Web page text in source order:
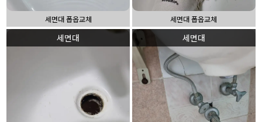
세면대 폽옵교체 세면대 폽옵교체
세면대 세면대